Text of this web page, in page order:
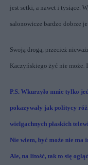
jest setki, a nawet i tysiące.
salonowicze bardzo dobrze
Swoją drogą, przecież
Kaczyńskiego żyć nie może.
P.S. Wkurzyło mnie tylko
pokazywały jak politycy
wielgachnych płaskich
Nie wiem, być może nie
Ale, na litość, tak to się